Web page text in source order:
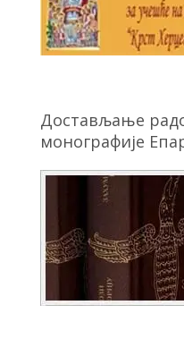
Достављање
монографије